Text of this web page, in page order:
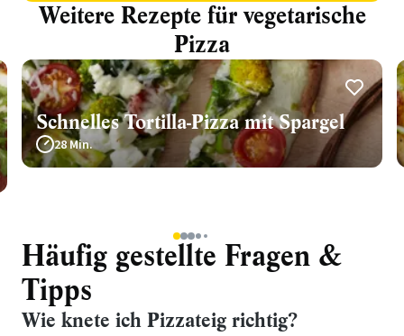
Weitere Rezepte für vegetarische
Pizza
Schnelles Tortilla-Pizza mit Spargel
28 Min.
1234 5
Häufig gestellte Fragen &
Tipps
Wie knete ich Pizzateig richtig?